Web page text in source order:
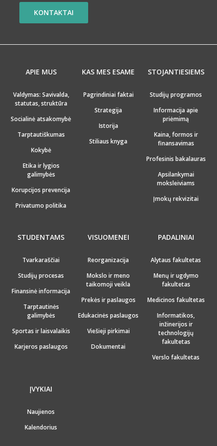
KONTAKTAI
APIE MUS
Valdymas: Savivalda,
statutas, struktūra
Socialinė atsakomybė
Tarptautiškumas
Kokybė
Etika ir lygios
galimybės
Korupcijos prevencija
Privatumo politika
KAS MES ESAME
Pagrindiniai faktai
Strategija
Istorija
Stiliaus knyga
STOJANTIESIEMS
Studijų programos
Informacija apie
priėmimą
Kaina, formos ir
finansavimas
Profesinis bakalauras
Apsilankymai
moksleiviams
Įmokų rekvizitai
STUDENTAMS
Tvarkaraščiai
Studijų procesas
Finansinė informacija
Tarptautinės
galimybės
Sportas ir laisvalaikis
Karjeros paslaugos
VISUOMENEI
Reorganizacija
Mokslo ir meno
taikomoji veikla
Prekės ir paslaugos
Edukacinės paslaugos
Viešieji pirkimai
Dokumentai
PADALINIAI
Alytaus fakultetas
Menų ir ugdymo
fakultetas
Medicinos fakultetas
Informatikos,
inžinerijos ir
technologijų
fakultetas
Verslo fakultetas
ĮVYKIAI
Naujienos
Kalendorius